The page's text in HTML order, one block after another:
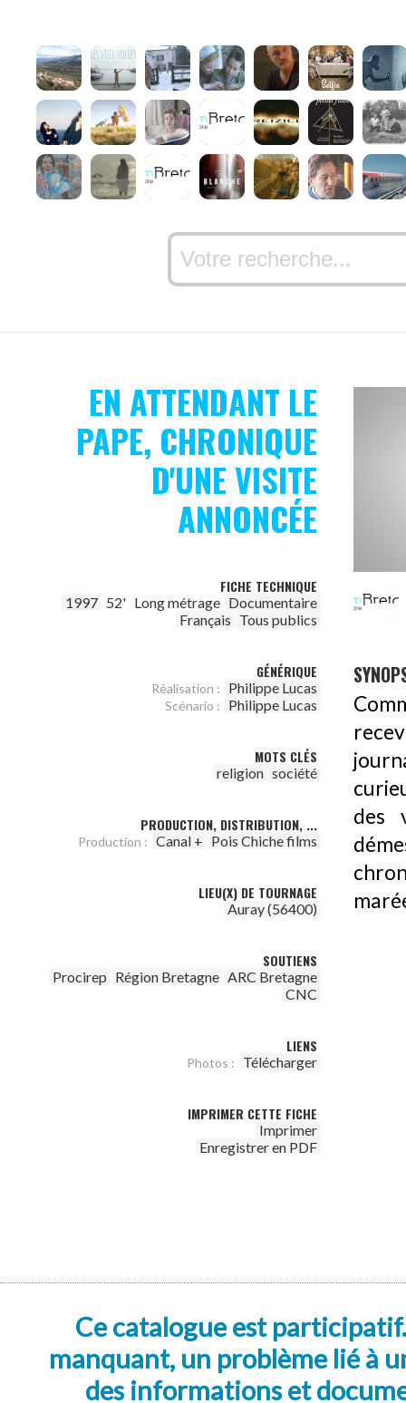
EN ATTENDANT LE
PAPE, CHRONIQUE
D'UNE VISITE
ANNONCÉE
FICHE TECHNIQUE
1997 52' Long métrage Documentaire
Français Tous publics
GÉNÉRIQUE
Réalisation : Philippe Lucas
Scénario : Philippe Lucas
MOTS CLÉS
religion société
PRODUCTION, DISTRIBUTION, ...
Production : Canal + Pois Chiche films
LIEU(X) DE TOURNAGE
Auray (56400)
SOUTIENS
Procirep Région Bretagne ARC Bretagne
CNC
LIENS
Photos : Télécharger
IMPRIMER CETTE FICHE
Imprimer
Enregistrer en PDF
des
Ce catalogue est
manquant, un problème lié à
des informations et